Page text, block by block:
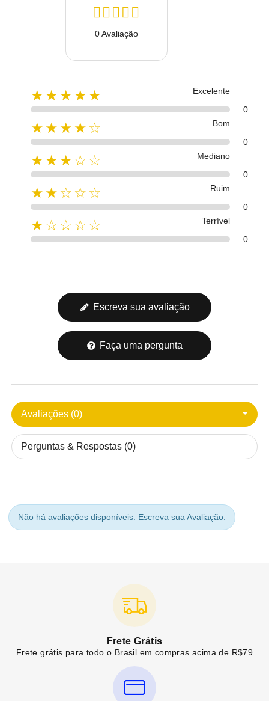
0 Avaliação
★★★★★
Excelente
0
★★★★☆
Bom
0
★★★☆☆
Mediano
0
★★☆☆☆
Ruim
0
★☆☆☆☆
Terrível
0
Escreva sua avaliação
Faça uma pergunta
Avaliações (0)
Perguntas & Respostas (0)
Não há avaliações disponíveis. Escreva sua Avaliação.
Frete Grátis
Frete grátis para todo o Brasil em compras acima de R$79